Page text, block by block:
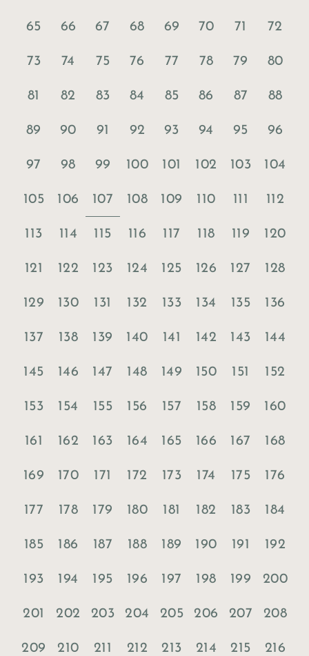
65 66 67 68 69 70 71 72
73 74 75 76 77 78 79 80
81 82 83 84 85 86 87 88
89 90 91 92 93 94 95 96
97 98 99 100 101 102 103 104
105 106 107 108 109 110 111 112
113 114 115 116 117 118 119 120
121 122 123 124 125 126 127 128
129 130 131 132 133 134 135 136
137 138 139 140 141 142 143 144
145 146 147 148 149 150 151 152
153 154 155 156 157 158 159 160
161 162 163 164 165 166 167 168
169 170 171 172 173 174 175 176
177 178 179 180 181 182 183 184
185 186 187 188 189 190 191 192
193 194 195 196 197 198 199 200
201 202 203 204 205 206 207 208
209 210 211 212 213 214 215 216